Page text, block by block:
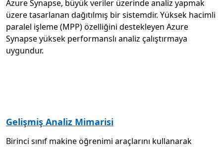
Azure Synapse, büyük veriler üzerinde analiz yapmak
üzere tasarlanan dağıtılmış bir sistemdir. Yüksek hacimli
paralel işleme (MPP) özelliğini destekleyen Azure
Synapse yüksek performanslı analiz çalıştırmaya
uygundur.
Gelişmiş Analiz Mimarisi
Birinci sınıf makine öğrenimi araçlarını kullanarak